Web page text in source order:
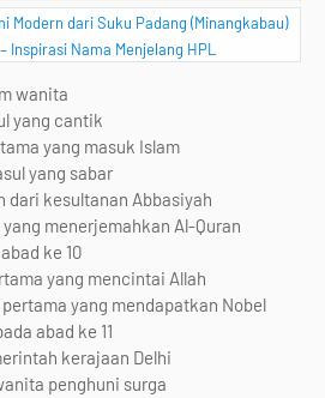
Modern dari Suku Padang (Minangkabau)
Inspirasi Nama Menjelang HPL
wanita
yang cantik
yang masuk Islam
yang sabar
dari kesultanan Abbasiyah
menerjemahkan Al-Quran
ke 10
yang mencintai Allah
yang mendapatkan Nobel
abad ke 11
kerajaan Delhi
penghuni surga